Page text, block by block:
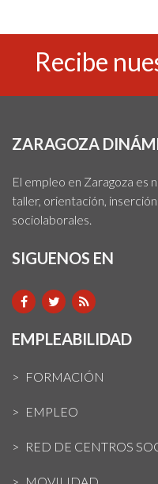
Recibe
ZARAGOZA
El empleo en Zaragoza es
taller, orientación,
sociolaborales.
SIGUENOS EN
EMPLEABILIDAD
FORMACIÓN
EMPLEO
RED DE CENTROS